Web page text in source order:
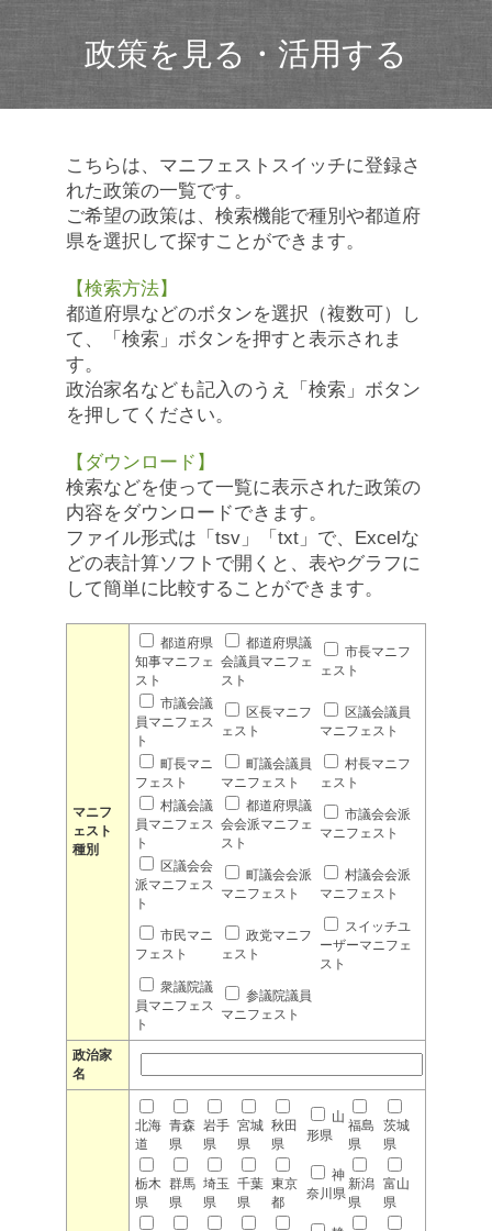
政策を見る・活用する
こちらは、マニフェストスイッチに登録さ
れた政策の一覧です。
ご希望の政策は、検索機能で種別や都道府
県を選択して探すことができます。
【検索方法】
都道府県などのボタンを選択（複数可）し
て、「検索」ボタンを押すと表示されま
す。
政治家名なども記入のうえ「検索」ボタン
を押してください。
【ダウンロード】
検索などを使って一覧に表示された政策の
内容をダウンロードできます。
ファイル形式は「tsv」「txt」で、Excelな
どの表計算ソフトで開くと、表やグラフに
して簡単に比較することができます。
マニフ
ェスト
種別
都道府県
知事マニフェ
スト
都道府県議
会議員マニフェ
スト
市長マニフ
ェスト
市議会議
員マニフェス
ト
区長マニフ
ェスト
区議会議員
マニフェスト
町長マニ
フェスト
町議会議員
マニフェスト
村長マニフ
ェスト
村議会議
員マニフェス
ト
都道府県議
会会派マニフェ
スト
市議会会派
マニフェスト
区議会会
派マニフェス
ト
町議会会派
マニフェスト
村議会会派
マニフェスト
市民マニ
フェスト
政党マニフ
ェスト
スイッチユ
ーザーマニフェ
スト
衆議院議
員マニフェス
ト
参議院議員
マニフェスト
政治家
名
北海
道
青森
県
岩手
県
宮城
県
秋田
県
山
形県
福島
県
茨城
県
栃木
県
群馬
県
埼玉
県
千葉
県
東京
都
神
奈川県
新潟
県
富山
県